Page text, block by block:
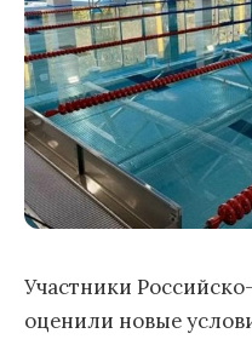
Участники
оценили новые